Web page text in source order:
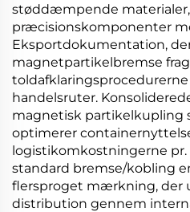
støddæmpende
præcisionskomponenter
Eksportdokumentation,
magnetpartikelbremse
handelsruter.
magnetisk partikelkupling
optimerer
logistikomkostningerne pr.
standard bremse/kobling
flersproget mærkning, der
distribution gennem